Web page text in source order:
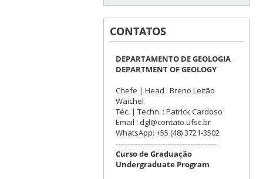
CONTATOS
DEPARTAMENTO DE GEOLOGIA
DEPARTMENT OF GEOLOGY
Chefe | Head : Breno Leitão
Waichel
Téc. | Techn. : Patrick Cardoso
Email : dgl@contato.ufsc.br
WhatsApp: +55 (48) 3721-3502
-------------------------------------------
Curso de Graduação
Undergraduate Program